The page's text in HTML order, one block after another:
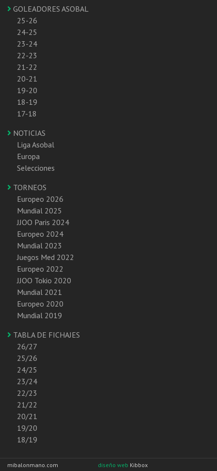
GOLEADORES ASOBAL
25-26
24-25
23-24
22-23
21-22
20-21
19-20
18-19
17-18
NOTICIAS
Liga Asobal
Europa
Selecciones
TORNEOS
Europeo 2026
Mundial 2025
JJOO Paris 2024
Europeo 2024
Mundial 2023
Juegos Med 2022
Europeo 2022
JJOO Tokio 2020
Mundial 2021
Europeo 2020
Mundial 2019
TABLA DE FICHAJES
26/27
25/26
24/25
23/24
22/23
21/22
20/21
19/20
18/19
mibalonmano.com diseño web Kibbox